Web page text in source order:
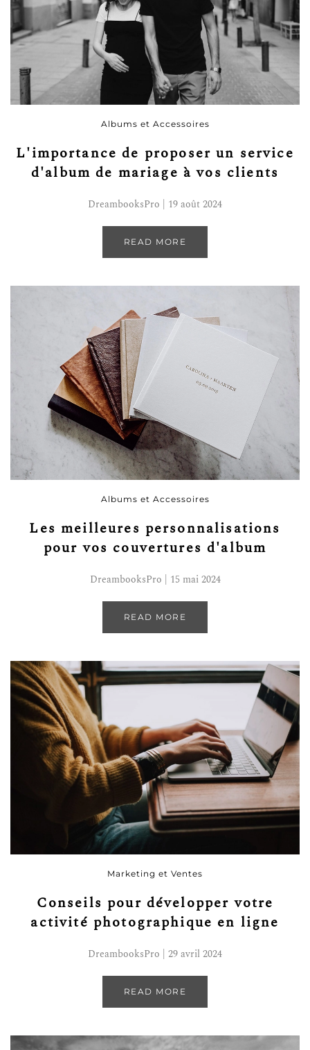
Albums et Accessoires
L'importance de proposer un service
d'album de mariage à vos clients
DreambooksPro | 19 août 2024
READ MORE
Albums et Accessoires
Les meilleures personnalisations
pour vos couvertures d'album
DreambooksPro | 15 mai 2024
READ MORE
Marketing et Ventes
Conseils pour développer votre
activité photographique en ligne
DreambooksPro | 29 avril 2024
READ MORE